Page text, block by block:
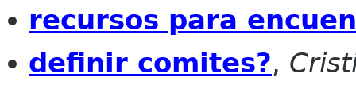
recursos para
definir comites?,